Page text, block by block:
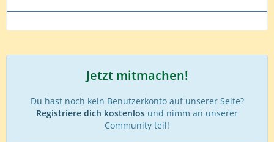
Jetzt mitmachen!
Du hast noch kein Benutzerkonto auf unserer Seite?
Registriere dich kostenlos und nimm an unserer
Community teil!